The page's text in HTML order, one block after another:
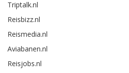
Triptalk.nl
Reisbizz.nl
Reismedia.nl
Aviabanen.nl
Reisjobs.nl